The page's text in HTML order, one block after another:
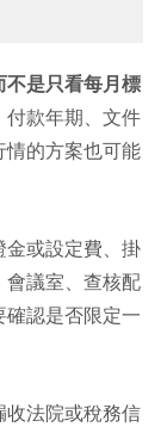
是只看每月標
款年期、文件
的方案也可能
或設定費、掛
議室、查核配
認是否限定一
法院或稅務信